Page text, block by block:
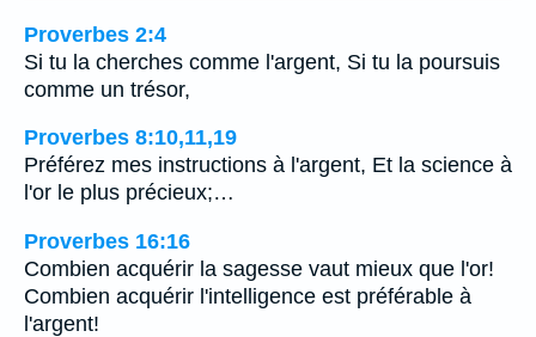
Proverbes 2:4
Si tu la cherches comme l'argent, Si tu la poursuis
comme un trésor,
Proverbes 8:10,11,19
Préférez mes instructions à l'argent, Et la science à
l'or le plus précieux;…
Proverbes 16:16
Combien acquérir la sagesse vaut mieux que l'or!
Combien acquérir l'intelligence est préférable à
l'argent!